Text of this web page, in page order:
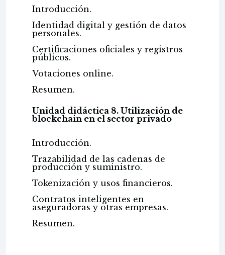
Introducción.
Identidad digital y gestión de datos
personales.
Certificaciones oficiales y registros
públicos.
Votaciones online.
Resumen.
Unidad didáctica 8. Utilización de
blockchain en el sector privado
Introducción.
Trazabilidad de las cadenas de
producción y suministro.
Tokenización y usos financieros.
Contratos inteligentes en
aseguradoras y otras empresas.
Resumen.